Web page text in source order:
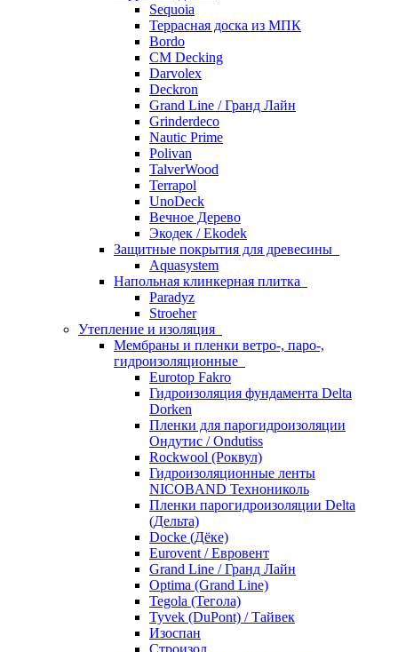
Sequoia
Террасная доска из МПК
Bordo
CM Decking
Darvolex
Deckron
Grand Line / Гранд Лайн
Grinderdeco
Nautic Prime
Polivan
TalverWood
Terrapol
UnoDeck
Вечное Дерево
Экодек / Ekodek
Защитные покрытия для древесины
Aquasystem
Напольная клинкерная плитка
Paradyz
Stroeher
Утепление и изоляция
Мембраны и пленки ветро-, паро-,
гидроизоляционные
Eurotop Fakro
Гидроизоляция фундамента Delta
Dorken
Пленки для парогидроизоляции
Ондутис / Ondutiss
Rockwool (Роквул)
Гидроизоляционные ленты
NICOBAND Технониколь
Пленки парогидроизоляции Delta
(Дельта)
Docke (Дёке)
Eurovent / Евровент
Grand Line / Гранд Лайн
Optima (Grand Line)
Tegola (Тегола)
Tyvek (DuPont) / Тайвек
Изоспан
Строизол